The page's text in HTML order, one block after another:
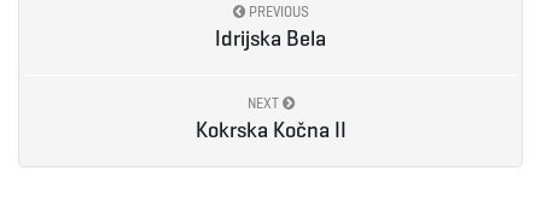
PREVIOUS
Idrijska Bela
NEXT
Kokrska Kočna II